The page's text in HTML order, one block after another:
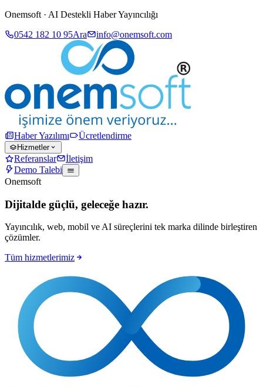
Onemsoft · AI Destekli Haber Yayıncılığı
0542 182 10 95Ara info@onemsoft.com
Haber Yazılımı Ücretlendirme
Hizmetler
Referanslar
İletişim
Demo Talebi
Onemsoft
Dijitalde güçlü, geleceğe hazır.
Yayıncılık, web, mobil ve AI süreçlerini tek marka dilinde birleştiren
çözümler.
Tüm hizmetlerimiz